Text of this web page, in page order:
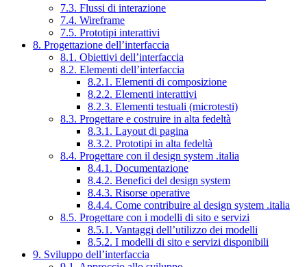
7.3. Flussi di interazione
7.4. Wireframe
7.5. Prototipi interattivi
8. Progettazione dell’interfaccia
8.1. Obiettivi dell’interfaccia
8.2. Elementi dell’interfaccia
8.2.1. Elementi di composizione
8.2.2. Elementi interattivi
8.2.3. Elementi testuali (microtesti)
8.3. Progettare e costruire in alta fedeltà
8.3.1. Layout di pagina
8.3.2. Prototipi in alta fedeltà
8.4. Progettare con il design system .italia
8.4.1. Documentazione
8.4.2. Benefici del design system
8.4.3. Risorse operative
8.4.4. Come contribuire al design system .italia
8.5. Progettare con i modelli di sito e servizi
8.5.1. Vantaggi dell’utilizzo dei modelli
8.5.2. I modelli di sito e servizi disponibili
9. Sviluppo dell’interfaccia